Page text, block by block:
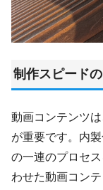
制作スピード
動画コンテンツ
が重要です。内
の一連のプロセ
わせた動画コン